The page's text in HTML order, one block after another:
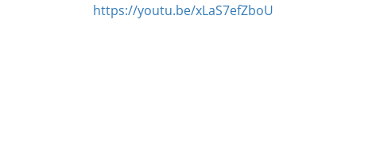
https://youtu.be/xLaS7efZboU